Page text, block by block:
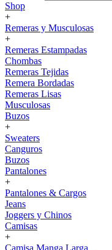
Shop
+
Remeras y Musculosas
+
Remeras Estampadas
Chombas
Remeras Tejidas
Remera Bordadas
Remeras Lisas
Musculosas
Buzos
+
Sweaters
Canguros
Buzos
Pantalones
+
Pantalones & Cargos
Jeans
Joggers y Chinos
Camisas
+
Camisa Manga Larga